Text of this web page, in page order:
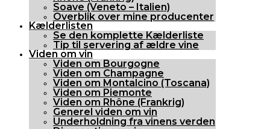
Soave (Veneto – Italien)
Overblik over mine producenter
Kælderlisten
Se den komplette Kælderliste
Tip til servering af ældre vine
Viden om vin
Viden om Bourgogne
Viden om Champagne
Viden om Montalcino (Toscana)
Viden om Piemonte
Viden om Rhône (Frankrig)
Generel viden om vin
Underholdning fra vinens verden